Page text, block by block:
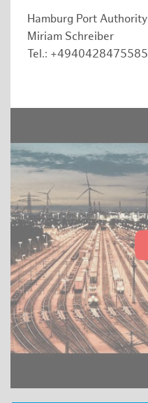
Hamburg Port Authority
Miriam Schreiber
Tel.: +4940428475585